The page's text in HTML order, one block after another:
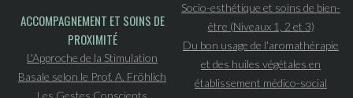
ACCOMPAGNEMENT ET SOINS DE
PROXIMITÉ
L'Approche de la Stimulation
Basale selon le Prof. A. Fröhlich
Les Gestes Conscients
Socio-esthétique et soins de bien-
être (Niveaux 1, 2 et 3)
Du bon usage de l'aromathérapie
et des huiles végétales en
établissement médico-social